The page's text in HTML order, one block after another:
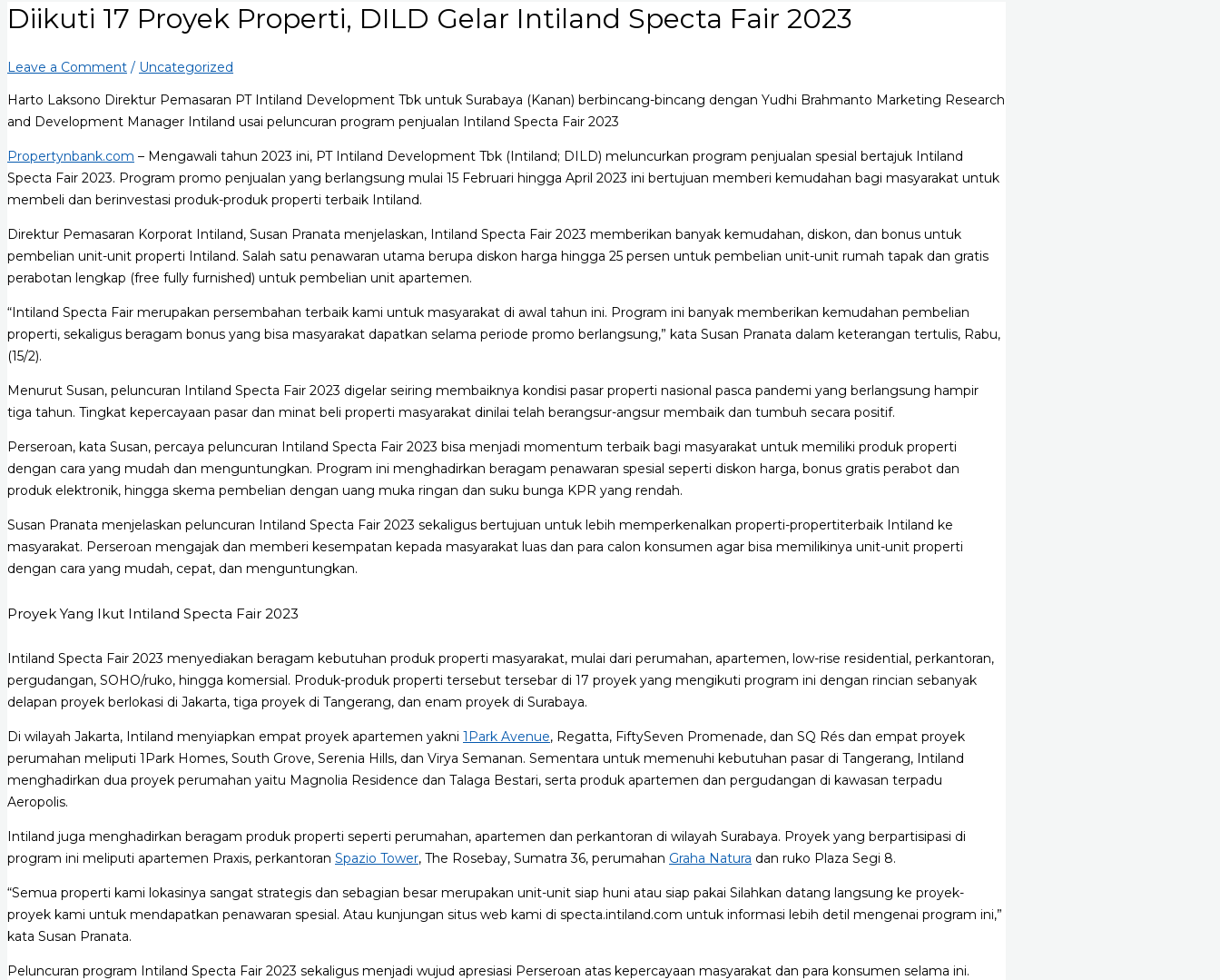
Diikuti 17 Proyek Properti, DILD Gelar Intiland Specta Fair 2023
Leave a Comment / Uncategorized
Harto Laksono Direktur Pemasaran PT Intiland Development Tbk untuk Surabaya (Kanan) berbincang-bincang dengan Yudhi Brahmanto Marketing Research
and Development Manager Intiland usai peluncuran program penjualan Intiland Specta Fair 2023
Propertynbank.com – Mengawali tahun 2023 ini, PT Intiland Development Tbk (Intiland; DILD) meluncurkan program penjualan spesial bertajuk Intiland
Specta Fair 2023. Program promo penjualan yang berlangsung mulai 15 Februari hingga April 2023 ini bertujuan memberi kemudahan bagi masyarakat untuk
membeli dan berinvestasi produk-produk properti terbaik Intiland.
Direktur Pemasaran Korporat Intiland, Susan Pranata menjelaskan, Intiland Specta Fair 2023 memberikan banyak kemudahan, diskon, dan bonus untuk
pembelian unit-unit properti Intiland. Salah satu penawaran utama berupa diskon harga hingga 25 persen untuk pembelian unit-unit rumah tapak dan gratis
perabotan lengkap (free fully furnished) untuk pembelian unit apartemen.
“Intiland Specta Fair merupakan persembahan terbaik kami untuk masyarakat di awal tahun ini. Program ini banyak memberikan kemudahan pembelian
properti, sekaligus beragam bonus yang bisa masyarakat dapatkan selama periode promo berlangsung,” kata Susan Pranata dalam keterangan tertulis, Rabu,
(15/2).
Menurut Susan, peluncuran Intiland Specta Fair 2023 digelar seiring membaiknya kondisi pasar properti nasional pasca pandemi yang berlangsung hampir
tiga tahun. Tingkat kepercayaan pasar dan minat beli properti masyarakat dinilai telah berangsur-angsur membaik dan tumbuh secara positif.
Perseroan, kata Susan, percaya peluncuran Intiland Specta Fair 2023 bisa menjadi momentum terbaik bagi masyarakat untuk memiliki produk properti
dengan cara yang mudah dan menguntungkan. Program ini menghadirkan beragam penawaran spesial seperti diskon harga, bonus gratis perabot dan
produk elektronik, hingga skema pembelian dengan uang muka ringan dan suku bunga KPR yang rendah.
Susan Pranata menjelaskan peluncuran Intiland Specta Fair 2023 sekaligus bertujuan untuk lebih memperkenalkan properti-propertiterbaik Intiland ke
masyarakat. Perseroan mengajak dan memberi kesempatan kepada masyarakat luas dan para calon konsumen agar bisa memilikinya unit-unit properti
dengan cara yang mudah, cepat, dan menguntungkan.
Proyek Yang Ikut Intiland Specta Fair 2023
Intiland Specta Fair 2023 menyediakan beragam kebutuhan produk properti masyarakat, mulai dari perumahan, apartemen, low-rise residential, perkantoran,
pergudangan, SOHO/ruko, hingga komersial. Produk-produk properti tersebut tersebar di 17 proyek yang mengikuti program ini dengan rincian sebanyak
delapan proyek berlokasi di Jakarta, tiga proyek di Tangerang, dan enam proyek di Surabaya.
Di wilayah Jakarta, Intiland menyiapkan empat proyek apartemen yakni 1Park Avenue, Regatta, FiftySeven Promenade, dan SQ Rés dan empat proyek
perumahan meliputi 1Park Homes, South Grove, Serenia Hills, dan Virya Semanan. Sementara untuk memenuhi kebutuhan pasar di Tangerang, Intiland
menghadirkan dua proyek perumahan yaitu Magnolia Residence dan Talaga Bestari, serta produk apartemen dan pergudangan di kawasan terpadu
Aeropolis.
Intiland juga menghadirkan beragam produk properti seperti perumahan, apartemen dan perkantoran di wilayah Surabaya. Proyek yang berpartisipasi di
program ini meliputi apartemen Praxis, perkantoran Spazio Tower, The Rosebay, Sumatra 36, perumahan Graha Natura dan ruko Plaza Segi 8.
“Semua properti kami lokasinya sangat strategis dan sebagian besar merupakan unit-unit siap huni atau siap pakai Silahkan datang langsung ke proyek-
proyek kami untuk mendapatkan penawaran spesial. Atau kunjungan situs web kami di specta.intiland.com untuk informasi lebih detil mengenai program ini,”
kata Susan Pranata.
Peluncuran program Intiland Specta Fair 2023 sekaligus menjadi wujud apresiasi Perseroan atas kepercayaan masyarakat dan para konsumen selama ini.